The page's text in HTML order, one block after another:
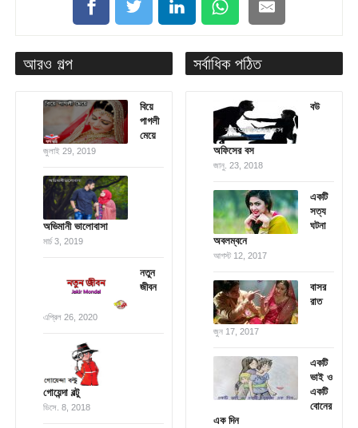
আরও গল্প
বিয়ে
পাগলী
মেয়ে
জুলাই 29, 2019
অভিমানী ভালোবাসা
মার্চ 3, 2019
নতুন
জীবন
এপ্রিল 26, 2020
গোয়েন্দা বল্টু
ডিসে. 8, 2018
সর্বাধিক পঠিত
বউ
অফিসের বস
জানু. 23, 2018
একটি
সত্য
ঘটনা
অবলম্বনে
আগস্ট 12, 2017
বাসর
রাত
জুন 17, 2017
একটি
ভাই ও
একটি
বোনের
এক দিন